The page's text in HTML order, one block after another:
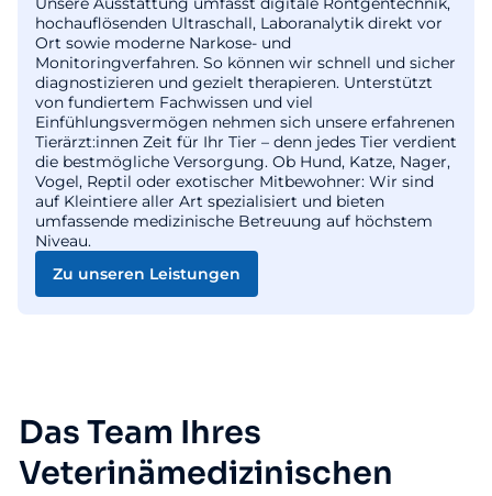
hochauflösenden Ultraschall, Laboranalytik direkt vor
Ort sowie moderne Narkose- und
Monitoringverfahren. So können wir schnell und sicher
diagnostizieren und gezielt therapieren. Unterstützt
von fundiertem Fachwissen und viel
Einfühlungsvermögen nehmen sich unsere erfahrenen
Tierärzt:innen Zeit für Ihr Tier – denn jedes Tier verdient
die bestmögliche Versorgung. Ob Hund, Katze, Nager,
Vogel, Reptil oder exotischer Mitbewohner: Wir sind
auf Kleintiere aller Art spezialisiert und bieten
umfassende medizinische Betreuung auf höchstem
Niveau.
Zu unseren Leistungen
Das Team Ihres
Veterinämedizinischen